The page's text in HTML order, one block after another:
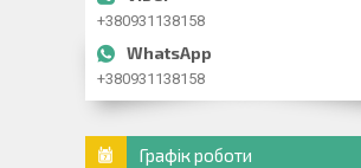
+380931138158
+380931138158
Графік роботи